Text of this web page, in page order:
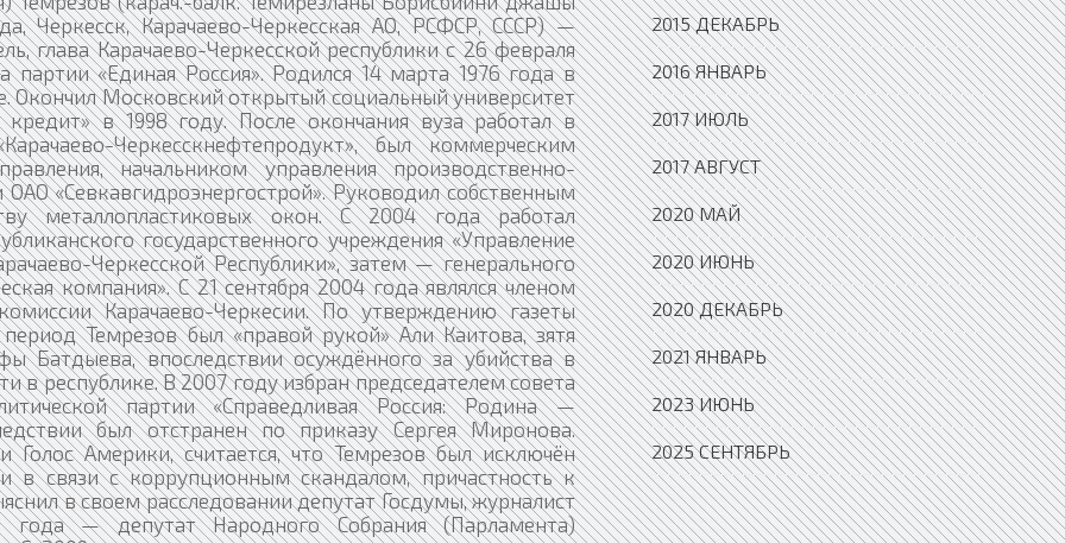
Черкесск, Карачаево-Черкесская АО, РСФСР, СССР) —
глава Карачаево-Черкесской республики с 26 февраля
партии «Единая Россия». Родился 14 марта 1976 года в
Окончил Московский открытый социальный университет
в 1998 году. После окончания вуза работал в
Черкесскнефтепродукт», был коммерческим
начальником управления производственно-
«Севкавгидроэнергострой». Руководил собственным
металлопластиковых окон. С 2004 года работал
государственного учреждения «Управление
Черкесской Республики», затем — генерального
компания». С 21 сентября 2004 года являлся членом
Карачаево-Черкесии. По утверждению газеты
Темрезов был «правой рукой» Али Каитова, зятя
Батдыева, впоследствии осуждённого за убийства в
в республике. В 2007 году избран председателем совета
партии «Справедливая Россия: Родина —
был отстранен по приказу Сергея Миронова.
Голос Америки, считается, что Темрезов был исключён
связи с коррупционным скандалом, причастность к
в своем расследовании депутат Госдумы, журналист
года — депутат Народного Собрания (Парламента)
2015 ДЕКАБРЬ
2016 ЯНВАРЬ
2017 ИЮЛЬ
2017 АВГУСТ
2020 МАЙ
2020 ИЮНЬ
2020 ДЕКАБРЬ
2021 ЯНВАРЬ
2023 ИЮНЬ
2025 СЕНТЯБРЬ